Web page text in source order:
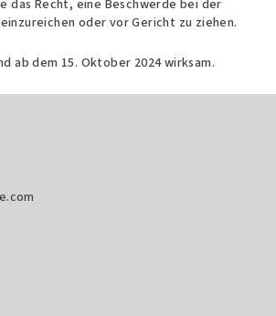
das Recht, eine Beschwerde bei der
oder vor Gericht zu ziehen.
ab dem 15. Oktober 2024 wirksam.